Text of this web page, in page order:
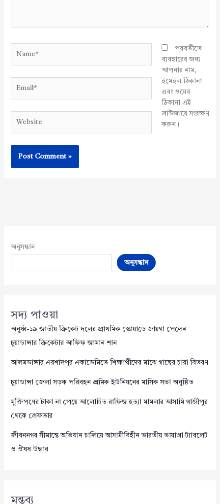
পরবর্তীতে
ব্যবহারের জন্য
আপনার নাম,
ইমেইল ঠিকানা
এবং ওয়েব
ঠিকানা এই
ব্রাউজারে সংরক্ষণ
করুন।
অনুসন্ধান
অনুসন্ধান
সদ্য পাওয়া
অনূর্ধ্ব-১৯ জাতীয় ক্রিকেট দলের প্রাথমিক স্কোয়াডে জায়গা পেলেন
চুয়াডাঙ্গার ক্রিকেটার আফিফ জামান শান
আলমডাঙ্গার এরশাদপুর একাডেমিতে শিক্ষার্থীদের মাঝে গাছের চারা বিতরণ
চুয়াডাঙ্গা জেলা সড়ক পরিবহন শ্রমিক ইউনিয়নের মাসিক সভা অনুষ্ঠিত
মুক্তিপণের টাকা না পেয়ে আলোচিত রাফিজ হত্যা মামলার আসামি গাজীপুর
থেকে গ্রেফতার
জীবননগর সীমান্তে অভিযান চালিয়ে আসামীবিহীন ভারতীয় ভায়াগ্রা ট্যাবলেট
ও ঔষধ উদ্ধার
মন্তব্য